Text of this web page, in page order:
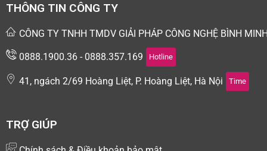
THÔNG TIN CÔNG TY
CÔNG TY TNHH TMDV GIẢI PHÁP CÔNG NGHỆ BÌNH
0888.1900.36 - 0888.357.169 Hotline
41, ngách 2/69 Hoàng Liệt, P. Hoàng Liệt, Hà Nội Time
TRỢ GIÚP